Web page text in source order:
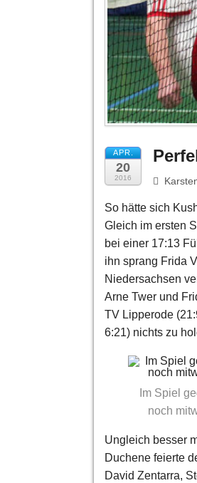
APR.
20
2016
So hätte sich
Gleich im ersten
bei einer 17:13
ihn sprang Frida
Niedersachsen
Arne Twer und
TV Lipperode
6:21) nichts zu
Im Spiel
noch
Ungleich besser
Duchene feierte
David Zentarra,